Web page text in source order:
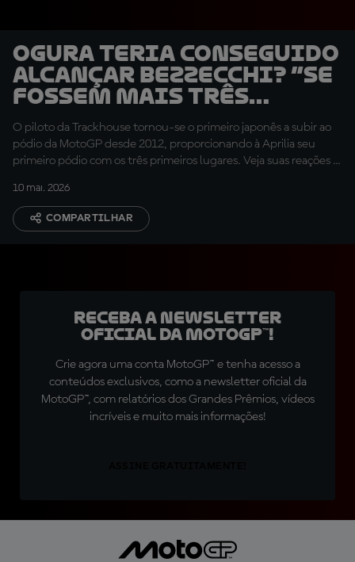
Ogura teria conseguido
alcançar Bezzecchi? “Se
fossem mais três
voltas...”
O piloto da Trackhouse tornou-se o primeiro japonês a subir ao
pódio da MotoGP desde 2012, proporcionando à Aprilia seu
primeiro pódio com os três primeiros lugares. Veja suas reações a
10 mai. 2026
COMPARTILHAR
Receba a newsletter
oficial da MotoGP™!
Crie agora uma conta MotoGP™ e tenha acesso a
conteúdos exclusivos, como a newsletter oficial da
MotoGP™, com relatórios dos Grandes Prêmios, vídeos
incríveis e muito mais informações!